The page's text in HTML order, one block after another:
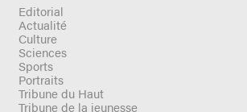
Editorial
Actualité
Culture
Sciences
Sports
Portraits
Tribune du Haut
Tribune de la jeunesse